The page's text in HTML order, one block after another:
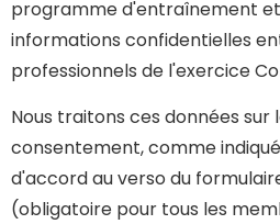
programme d'entraînement
informations confidentielles
professionnels de l'exercice
Nous traitons ces données sur
consentement, comme
d'accord au verso du
(obligatoire pour tous les